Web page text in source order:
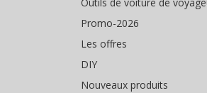
Promo-2026
Les offres
DIY
Nouveaux produits